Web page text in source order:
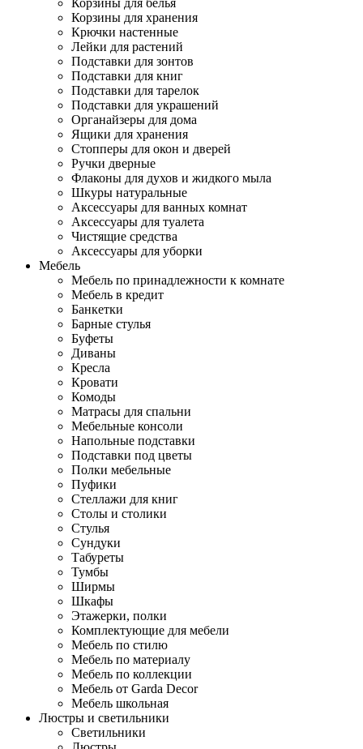
Корзины для белья
Корзины для хранения
Крючки настенные
Лейки для растений
Подставки для зонтов
Подставки для книг
Подставки для тарелок
Подставки для украшений
Органайзеры для дома
Ящики для хранения
Стопперы для окон и дверей
Ручки дверные
Флаконы для духов и жидкого мыла
Шкуры натуральные
Аксессуары для ванных комнат
Аксессуары для туалета
Чистящие средства
Аксессуары для уборки
Мебель
Мебель по принадлежности к комнате
Мебель в кредит
Банкетки
Барные стулья
Буфеты
Диваны
Кресла
Кровати
Комоды
Матрасы для спальни
Мебельные консоли
Напольные подставки
Подставки под цветы
Полки мебельные
Пуфики
Стеллажи для книг
Столы и столики
Стулья
Сундуки
Табуреты
Тумбы
Ширмы
Шкафы
Этажерки, полки
Комплектующие для мебели
Мебель по стилю
Мебель по материалу
Мебель по коллекции
Мебель от Garda Decor
Мебель школьная
Люстры и светильники
Светильники